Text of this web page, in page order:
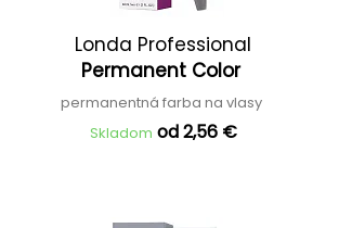
Londa Professional
Permanent Color
permanentná farba na vlasy
Skladom od 2,56 €